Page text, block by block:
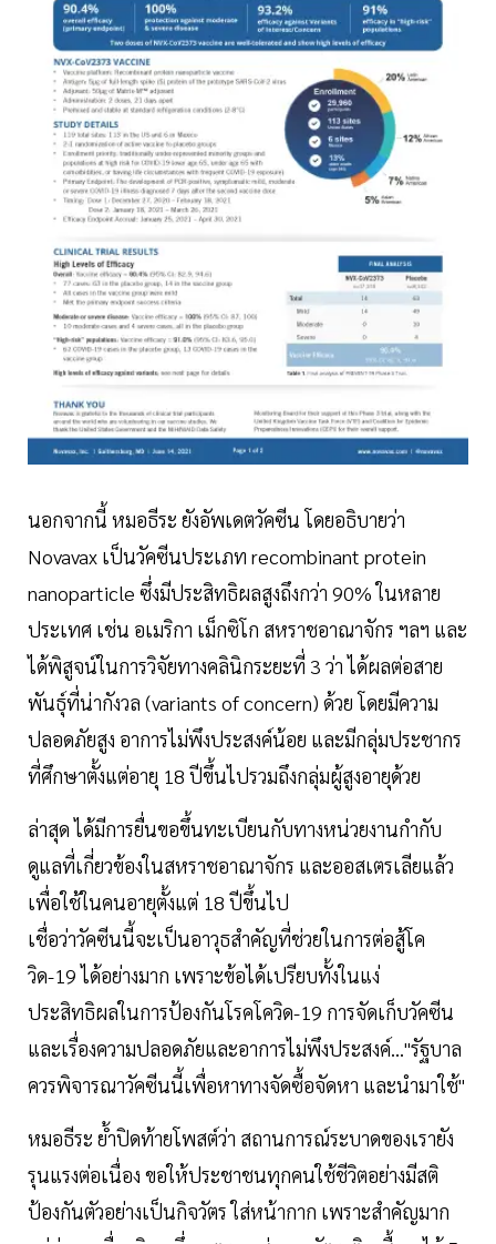
นอกจากนี้ หมอธีระ ยังอัพเดตวัคซีน โดยอธิบายว่า
Novavax เป็นวัคซีนประเภท recombinant protein
nanoparticle ซึ่งมีประสิทธิผลสูงถึงกว่า 90% ในหลาย
ประเทศ เช่น อเมริกา เม็กซิโก สหราชอาณาจักร ฯลฯ และ
ได้พิสูจน์ในการวิจัยทางคลินิกระยะที่ 3 ว่า ได้ผลต่อสาย
พันธุ์ที่น่ากังวล (variants of concern) ด้วย โดยมีความ
ปลอดภัยสูง อาการไม่พึงประสงค์น้อย และมีกลุ่มประชากร
ที่ศึกษาตั้งแต่อายุ 18 ปีขึ้นไปรวมถึงกลุ่มผู้สูงอายุด้วย
ล่าสุด ได้มีการยื่นขอขึ้นทะเบียนกับทางหน่วยงานกำกับ
ดูแลที่เกี่ยวข้องในสหราชอาณาจักร และออสเตรเลียแล้ว
เพื่อใช้ในคนอายุตั้งแต่ 18 ปีขึ้นไป
เชื่อว่าวัคซีนนี้จะเป็นอาวุธสำคัญที่ช่วยในการต่อสู้โค
วิด-19 ได้อย่างมาก เพราะข้อได้เปรียบทั้งในแง่
ประสิทธิผลในการป้องกันโรคโควิด-19 การจัดเก็บวัคซีน
และเรื่องความปลอดภัยและอาการไม่พึงประสงค์..."รัฐบาล
ควรพิจารณาวัคซีนนี้เพื่อหาทางจัดซื้อจัดหา และนำมาใช้"
หมอธีระ ย้ำปิดท้ายโพสต์ว่า สถานการณ์ระบาดของเรายัง
รุนแรงต่อเนื่อง ขอให้ประชาชนทุกคนใช้ชีวิตอย่างมีสติ
ป้องกันตัวอย่างเป็นกิจวัตร ใส่หน้ากาก เพราะสำคัญมาก